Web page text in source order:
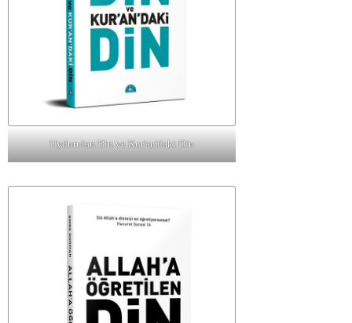
Uydurulan Din ve Kur'an'daki Din